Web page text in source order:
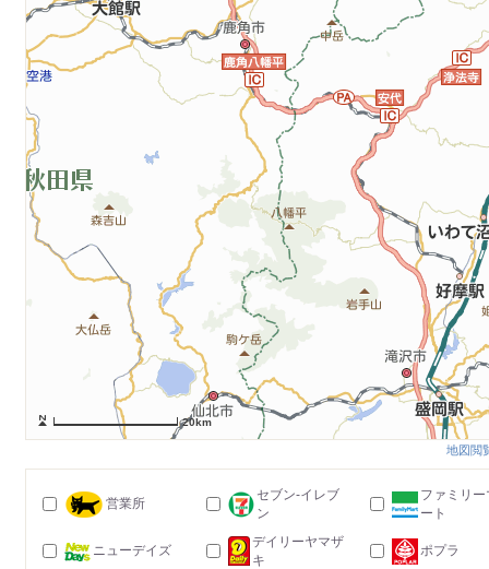
20km
地図閲
営業所
セブン-イレブ
ン
ファミリー
ート
ニューデイズ
デイリーヤマザ
キ
ポプラ